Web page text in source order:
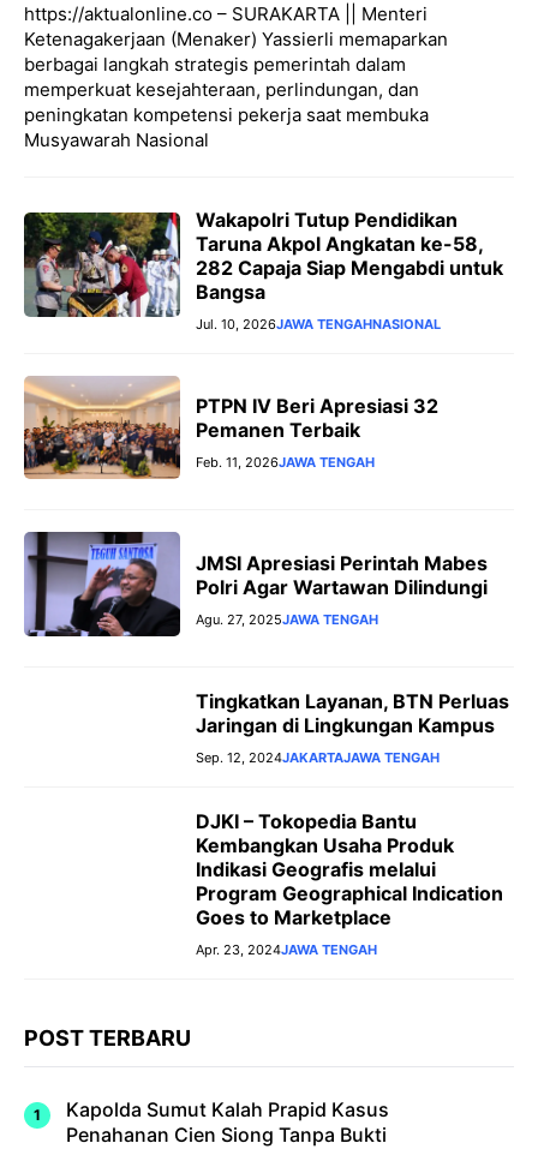
https://aktualonline.co – SURAKARTA || Menteri
Ketenagakerjaan (Menaker) Yassierli memaparkan
berbagai langkah strategis pemerintah dalam
memperkuat kesejahteraan, perlindungan, dan
peningkatan kompetensi pekerja saat membuka
Musyawarah Nasional
Wakapolri Tutup Pendidikan
Taruna Akpol Angkatan ke-58,
282 Capaja Siap Mengabdi untuk
Bangsa
Jul. 10, 2026JAWA TENGAHNASIONAL
PTPN IV Beri Apresiasi 32
Pemanen Terbaik
Feb. 11, 2026JAWA TENGAH
JMSI Apresiasi Perintah Mabes
Polri Agar Wartawan Dilindungi
Agu. 27, 2025JAWA TENGAH
Tingkatkan Layanan, BTN Perluas
Jaringan di Lingkungan Kampus
Sep. 12, 2024JAKARTAJAWA TENGAH
DJKI – Tokopedia Bantu
Kembangkan Usaha Produk
Indikasi Geografis melalui
Program Geographical Indication
Goes to Marketplace
Apr. 23, 2024JAWA TENGAH
POST TERBARU
Kapolda Sumut Kalah Prapid Kasus
Penahanan Cien Siong Tanpa Bukti